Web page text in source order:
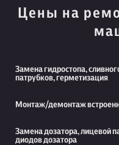
Цены на
Замена гидростопа,
патрубков, герметизация
Монтаж/демонтаж
Замена дозатора, лицевой
диодов дозатора